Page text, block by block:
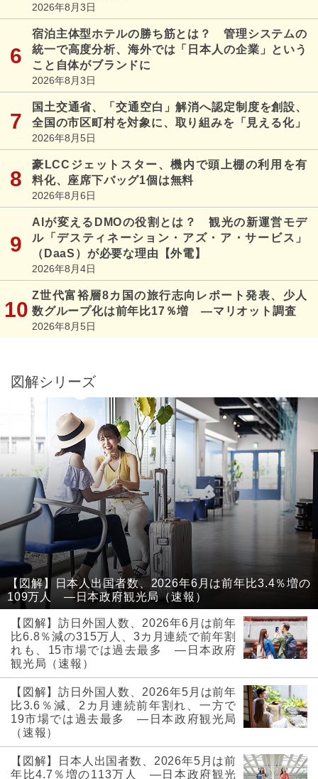
2026年8月3日
宿泊主体型ホテルの勝ち筋とは？ 管理システムの
統一で高度分析、海外では「日本人の企業」という
こと自体がブランドに
2026年8月3日
国土交通省、「交通空白」解消へ認定制度を創設、
全国の市区町村を対象に、取り組みを「見える化」
2026年8月5日
豪LCCジェットスター、機内で頭上棚の利用を有
料化、座席下バッグ1個は無料
2026年8月6日
AIが変えるDMOの役割とは？ 観光の新運営モデ
ル「デスティネーション・アズ・ア・サービス」
（DaaS）が必要な理由【外電】
2026年8月4日
Z世代富裕層8カ国の旅行志向レポート発表、少人
数グループ化は前年比17％増 ―マリオット調査
2026年8月5日
図解シリーズ
【図解】日本人出国者数、2026年6月は前年比3.4％増の
109万人 ―日本政府観光局（速報）
【図解】訪日外国人数、2026年6月は前年
比6.8％減の315万人、3カ月連続で前年割
れも、15市場では過去最多 ―日本政府
観光局（速報）
【図解】訪日外国人数、2026年5月は前年
比3.6％減、2カ月連続前年割れ、一方で
19市場では過去最多 ―日本政府観光局
（速報）
【図解】日本人出国者数、2026年5月は前
年比4.7％増の113万人 ―日本政府観光